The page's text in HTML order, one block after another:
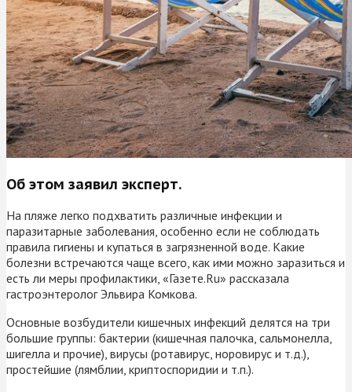
Об этом заявил эксперт.
На пляже легко подхватить различные инфекции и
паразитарные заболевания, особенно если не соблюдать
правила гигиены и купаться в загрязненной воде. Какие
болезни встречаются чаще всего, как ими можно заразиться и
есть ли меры профилактики, «Газете.Ru» рассказала
гастроэнтеролог Эльвира Комкова.
Основные возбудители кишечных инфекций делятся на три
большие группы: бактерии (кишечная палочка, сальмонелла,
шигелла и прочие), вирусы (ротавирус, норовирус и т.д.),
простейшие (лямблии, криптоспоридии и т.п.).